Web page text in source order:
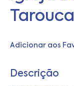
Tarouca
Adicionar aos
Descrição